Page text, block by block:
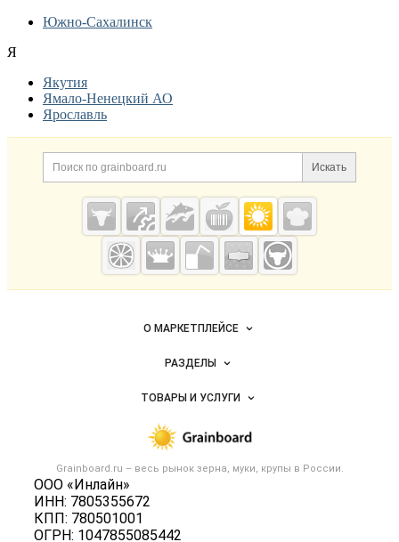
Южно-Сахалинск
Я
Якутия
Ямало-Ненецкий АО
Ярославль
Дополнительная информация
Поиск по сайту и
Искать
Cсылки на полезные проекты
Grainboard.ru
— зерно и
мука
Важные разделы и контакты
Grainboard.ru – весь рынок зерна, муки, крупы в России.
ООО «Инлайн»
ИНН: 7805355672
КПП: 780501001
ОГРН: 1047855085442
Навигация по сайтуО МАРКЕТПЛЕЙСЕ
Новости Grainboard.ru
Размещение рекламы
Публичная оферта
Контактная информация
Политика обработки персональных данных
РАЗДЕЛЫ
Объявления
Новости рынка
ТОВАРЫ И УСЛУГИ
Мука